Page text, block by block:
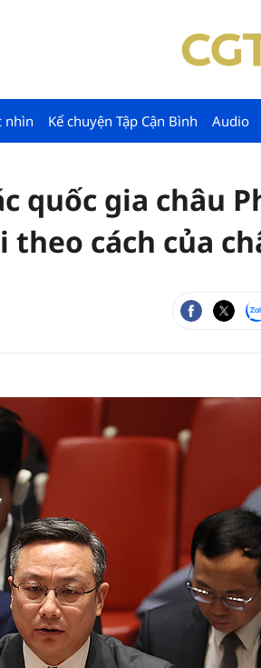
nhìn Kể chuyện Tập Cận Bình Audio
quốc gia châu
cách của